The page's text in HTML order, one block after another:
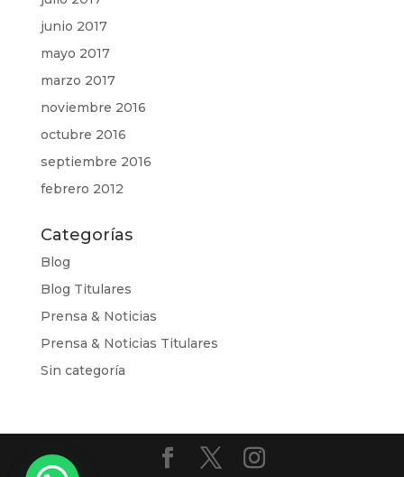
junio 2017
mayo 2017
marzo 2017
noviembre 2016
octubre 2016
septiembre 2016
febrero 2012
Categorías
Blog
Blog Titulares
Prensa & Noticias
Prensa & Noticias Titulares
Sin categoría